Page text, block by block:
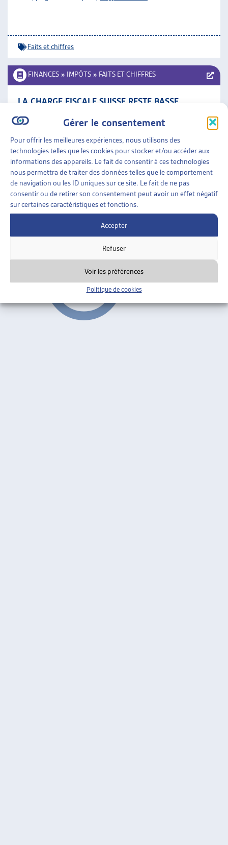
Gérer le consentement
Pour offrir les meilleures expériences, nous utilisons des
technologies telles que les cookies pour stocker et/ou accéder aux
informations des appareils. Le fait de consentir à ces technologies
nous permettra de traiter des données telles que le comportement
de navigation ou les ID uniques sur ce site. Le fait de ne pas
consentir ou de retirer son consentement peut avoir un effet négatif
sur certaines caractéristiques et fonctions.
Accepter
Refuser
Voir les préférences
Politique de cookies
Faits et chiffres
FINANCES » IMPÔTS » FAITS ET CHIFFRES
LA CHARGE FISCALE SUISSE RESTE BASSE
Faits et chiffres
IMPÔTS
EN SUISSE, LA CHARGE FISCALE RESTE FAIBLE
Département fédéral des finances, nov 09